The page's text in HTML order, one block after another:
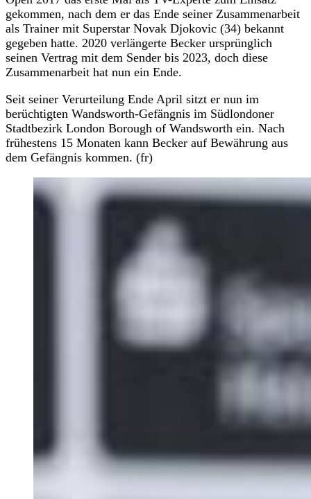
gekommen, nach dem er das Ende seiner Zusammenarbeit
als Trainer mit Superstar Novak Djokovic (34) bekannt
gegeben hatte. 2020 verlängerte Becker ursprünglich
seinen Vertrag mit dem Sender bis 2023, doch diese
Zusammenarbeit hat nun ein Ende.
Seit seiner Verurteilung Ende April sitzt er nun im
berüchtigten Wandsworth-Gefängnis im Südlondoner
Stadtbezirk London Borough of Wandsworth ein. Nach
frühestens 15 Monaten kann Becker auf Bewährung aus
dem Gefängnis kommen. (fr)